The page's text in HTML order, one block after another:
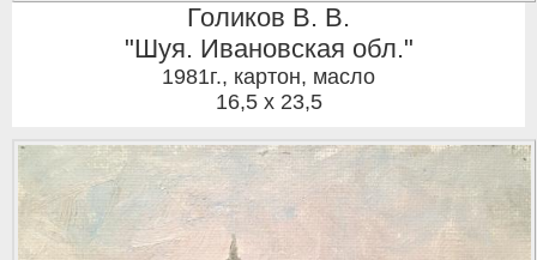
Голиков В. В.
"Шуя. Ивановская обл."
1981г., картон, масло
16,5 x 23,5